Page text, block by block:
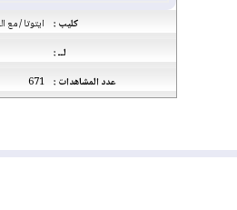
ايتوتا / مع كليب :
لــ :
671 عدد المشاهدات :